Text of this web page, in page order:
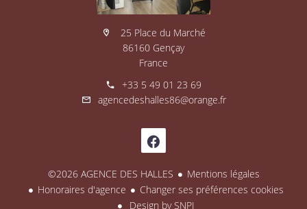
25 Place du Marché
86160 Gençay
France
+33 5 49 01 23 69
agencedeshalles86@orange.fr
©2026 AGENCE DES HALLES
Mentions légales
Honoraires d'agence
Changer ses préférences cookies
Design bySNPI